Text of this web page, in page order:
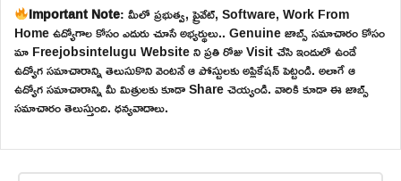
Important Note: మీలో ప్రభుత్వ, ప్రైవేట్, Software, Work From
Home ఉద్యోగాల కోసం ఎదురు చూసే అభ్యర్థులు.. Genuine జాబ్స్ సమాచారం కోసం
మా Freejobsintelugu Website ని ప్రతి రోజు Visit చేసి ఇందులో ఉండే
ఉద్యోగ సమాచారాన్ని తెలుసుకొని వెంటనే ఆ పోస్టులకు అప్లికేషన్ పెట్టండి. అలాగే ఆ
ఉద్యోగ సమాచారాన్ని మీ మిత్రులకు కూడా Share చెయ్యండి. వారికి కూడా ఈ జాబ్స్
సమాచారం తెలుస్తుంది. ధన్యవాదాలు.